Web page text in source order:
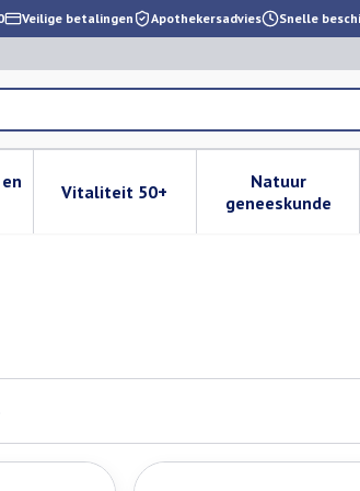
Veilige betalingen Apothekersadvies Snelle
categorie
en vitamines categorie
voor Zwangerschap en kinderen
Vitaliteit 50+Toon submenu voor Vitaliteit
Natuur
geneeskunde
Toon